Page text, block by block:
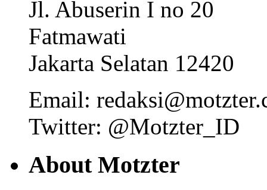
Jl. Abuserin I no 20
Fatmawati
Jakarta Selatan 12420
Email:
Twitter: @Motzter_ID
About Motzter